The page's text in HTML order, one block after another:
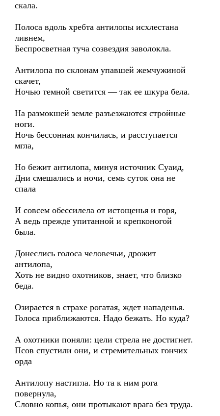
скала.
Полоса вдоль хребта антилопы исхлестана
ливнем,
Беспросветная туча созвездия заволокла.
Антилопа по склонам упавшей жемчужиной
скачет,
Ночью темной светится — так ее шкура бела.
На размокшей земле разъезжаются стройные
ноги.
Ночь бессонная кончилась, и расступается
мгла,
Но бежит антилопа, минуя источник Суаид,
Дни смешались и ночи, семь суток она не
спала
И совсем обессилела от истощенья и горя,
А ведь прежде упитанной и крепконогой
была.
Донеслись голоса человечьи, дрожит
антилопа,
Хоть не видно охотников, знает, что близко
беда.
Озирается в страхе рогатая, ждет нападенья.
Голоса приближаются. Надо бежать. Но куда?
А охотники поняли: цели стрела не достигнет.
Псов спустили они, и стремительных гончих
орда
Антилопу настигла. Но та к ним рога
повернула,
Словно копья, они протыкают врага без труда.